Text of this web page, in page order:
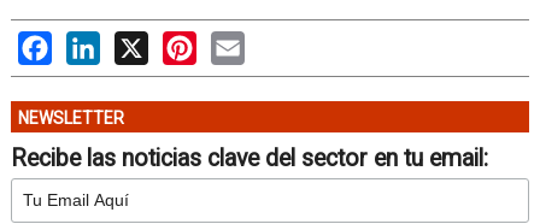
FacebookLinkedIn
X PinterestEmail
NEWSLETTER
Recibe las noticias clave del sector en tu email: